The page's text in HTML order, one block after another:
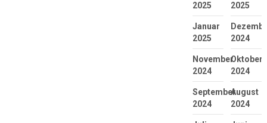
2025
2025
Januar
2025
2024
November
2024
Oktober
2024
September
2024
August
2024